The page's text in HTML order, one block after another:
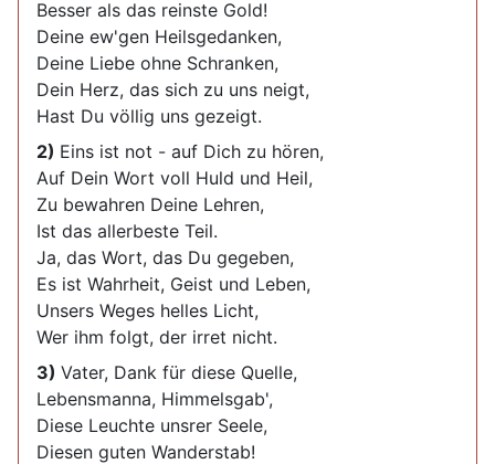
Besser als das reinste Gold!
Deine ew'gen Heilsgedanken,
Deine Liebe ohne Schranken,
Dein Herz, das sich zu uns neigt,
Hast Du völlig uns gezeigt.
2) Eins ist not - auf Dich zu hören,
Auf Dein Wort voll Huld und Heil,
Zu bewahren Deine Lehren,
Ist das allerbeste Teil.
Ja, das Wort, das Du gegeben,
Es ist Wahrheit, Geist und Leben,
Unsers Weges helles Licht,
Wer ihm folgt, der irret nicht.
3) Vater, Dank für diese Quelle,
Lebensmanna, Himmelsgab',
Diese Leuchte unsrer Seele,
Diesen guten Wanderstab!